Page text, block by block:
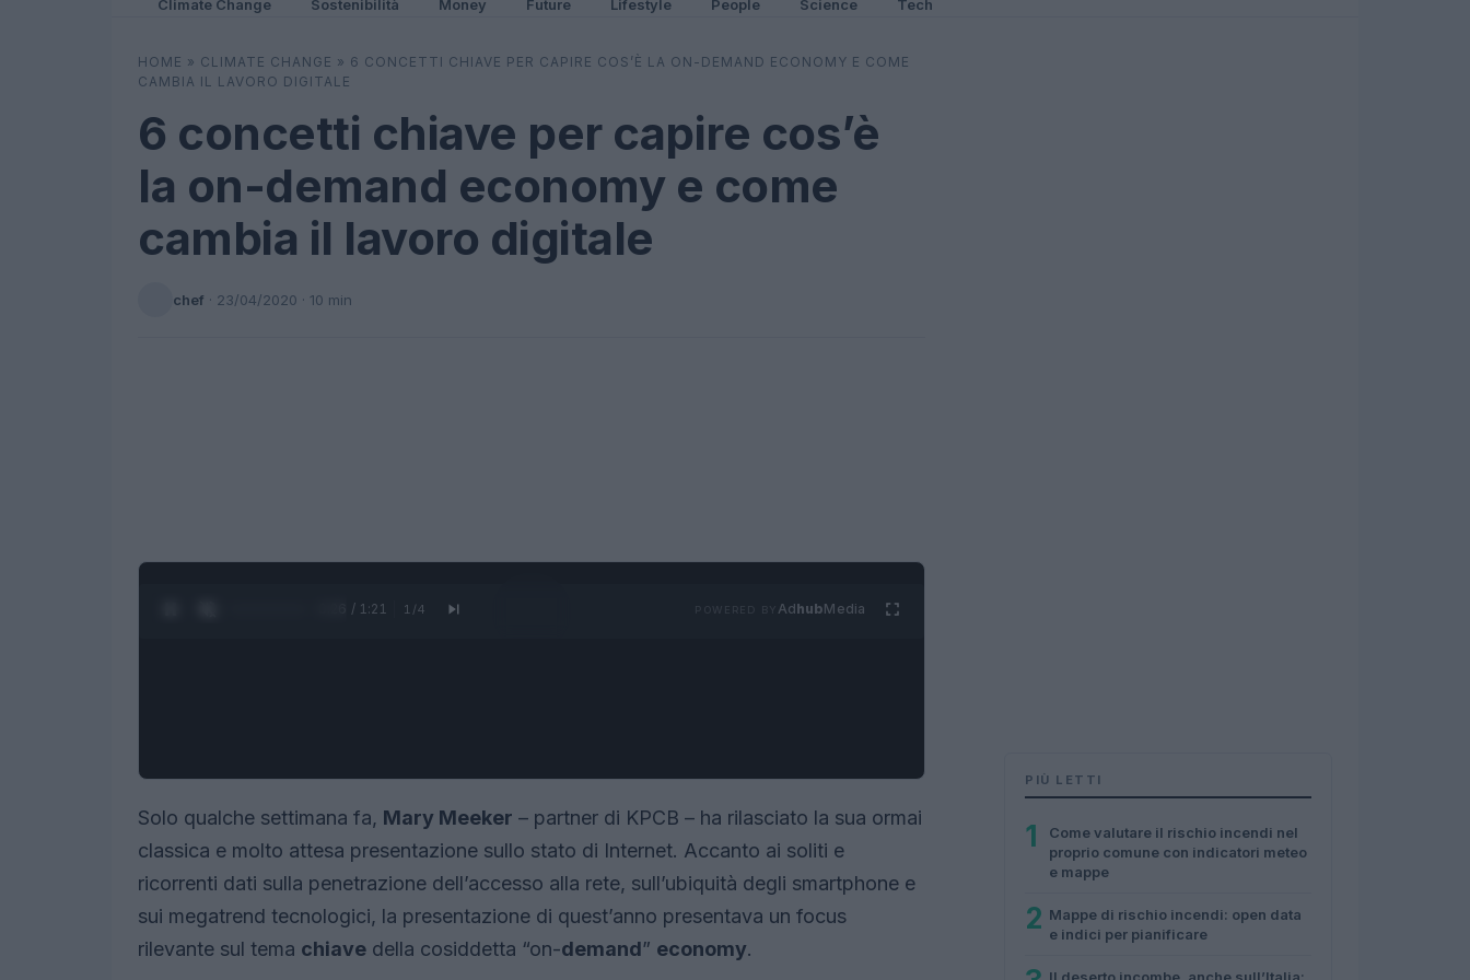
Climate Change Sostenibilità Money Future Lifestyle People Science Tech
HOME » CLIMATE CHANGE » 6 CONCETTI CHIAVE PER CAPIRE COS’È LA ON-DEMAND ECONOMY E COME
CAMBIA IL LAVORO DIGITALE
6 concetti chiave per capire cos’è
la on-demand economy e come
cambia il lavoro digitale
chef · 23/04/2020 · 10 min
0:27 / 1:21 1 /4 AdhubMedia
Solo qualche settimana fa, Mary Meeker – partner di KPCB – ha rilasciato la sua ormai
classica e molto attesa presentazione sullo stato di Internet. Accanto ai soliti e
ricorrenti dati sulla penetrazione dell’accesso alla rete, sull’ubiquità degli smartphone e
sui megatrend tecnologici, la presentazione di quest’anno presentava un focus
rilevante sul tema chiave della cosiddetta “on-demand” economy.
PIÙ LETTI
1
Come valutare il rischio incendi nel
proprio comune con indicatori meteo
e mappe
2 Mappe di rischio incendi: open data
e indici per pianificare